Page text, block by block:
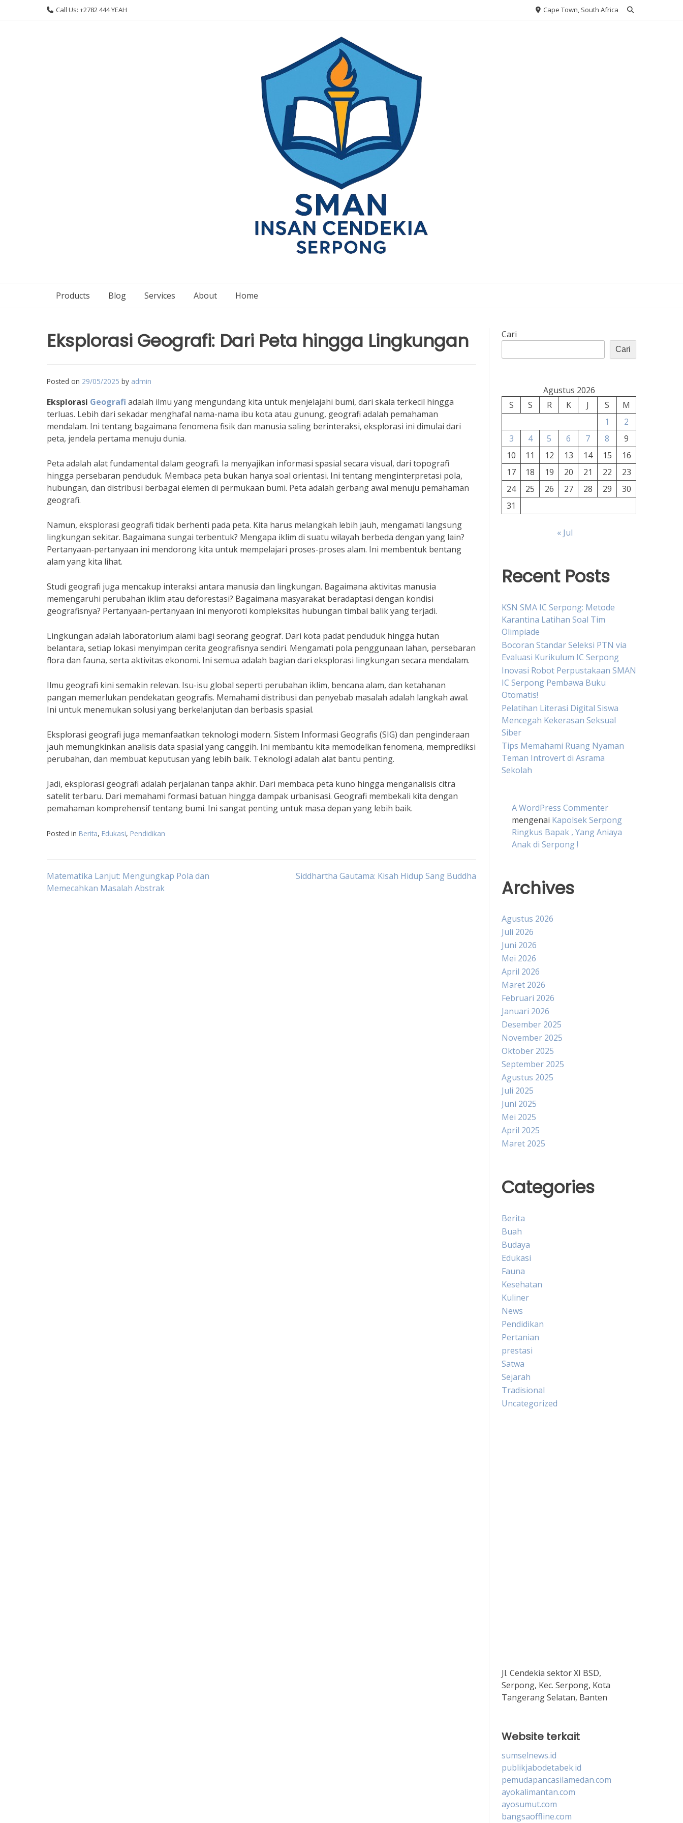
Call Us: +2782 444 YEAH Cape Town, South Africa
Products Blog Services About Home
Eksplorasi Geografi: Dari Peta hingga Lingkungan
Posted on 29/05/2025 by admin
Eksplorasi Geografi adalah ilmu yang mengundang kita untuk menjelajahi bumi, dari skala terkecil hingga
terluas. Lebih dari sekadar menghafal nama-nama ibu kota atau gunung, geografi adalah pemahaman
mendalam. Ini tentang bagaimana fenomena fisik dan manusia saling berinteraksi, eksplorasi ini dimulai dari
peta, jendela pertama menuju dunia.
Peta adalah alat fundamental dalam geografi. Ia menyajikan informasi spasial secara visual, dari topografi
hingga persebaran penduduk. Membaca peta bukan hanya soal orientasi. Ini tentang menginterpretasi pola,
hubungan, dan distribusi berbagai elemen di permukaan bumi. Peta adalah gerbang awal menuju pemahaman
geografi.
Namun, eksplorasi geografi tidak berhenti pada peta. Kita harus melangkah lebih jauh, mengamati langsung
lingkungan sekitar. Bagaimana sungai terbentuk? Mengapa iklim di suatu wilayah berbeda dengan yang lain?
Pertanyaan-pertanyaan ini mendorong kita untuk mempelajari proses-proses alam. Ini membentuk bentang
alam yang kita lihat.
Studi geografi juga mencakup interaksi antara manusia dan lingkungan. Bagaimana aktivitas manusia
memengaruhi perubahan iklim atau deforestasi? Bagaimana masyarakat beradaptasi dengan kondisi
geografisnya? Pertanyaan-pertanyaan ini menyoroti kompleksitas hubungan timbal balik yang terjadi.
Lingkungan adalah laboratorium alami bagi seorang geograf. Dari kota padat penduduk hingga hutan
belantara, setiap lokasi menyimpan cerita geografisnya sendiri. Mengamati pola penggunaan lahan, persebaran
flora dan fauna, serta aktivitas ekonomi. Ini semua adalah bagian dari eksplorasi lingkungan secara mendalam.
Ilmu geografi kini semakin relevan. Isu-isu global seperti perubahan iklim, bencana alam, dan ketahanan
pangan memerlukan pendekatan geografis. Memahami distribusi dan penyebab masalah adalah langkah awal.
Ini untuk menemukan solusi yang berkelanjutan dan berbasis spasial.
Eksplorasi geografi juga memanfaatkan teknologi modern. Sistem Informasi Geografis (SIG) dan penginderaan
jauh memungkinkan analisis data spasial yang canggih. Ini membantu kita memodelkan fenomena, memprediksi
perubahan, dan membuat keputusan yang lebih baik. Teknologi adalah alat bantu penting.
Jadi, eksplorasi geografi adalah perjalanan tanpa akhir. Dari membaca peta kuno hingga menganalisis citra
satelit terbaru. Dari memahami formasi batuan hingga dampak urbanisasi. Geografi membekali kita dengan
pemahaman komprehensif tentang bumi. Ini sangat penting untuk masa depan yang lebih baik.
Posted in Berita, Edukasi, Pendidikan
Navigasi
Matematika Lanjut: Mengungkap Pola dan
Memecahkan Masalah Abstrak
Siddhartha Gautama: Kisah Hidup Sang Buddha
Cari
Cari
Agustus 2026
S
S R K J S
M
1
2
3
4 5 6 7 8
9
10
11 12 13 14 15
16
17
18 19 20 21 22
23
24
25 26 27 28 29
30
31
« Jul
Recent Posts
KSN SMA IC Serpong: Metode
Karantina Latihan Soal Tim
Olimpiade
Bocoran Standar Seleksi PTN via
Evaluasi Kurikulum IC Serpong
Inovasi Robot Perpustakaan SMAN
IC Serpong Pembawa Buku
Otomatis!
Pelatihan Literasi Digital Siswa
Mencegah Kekerasan Seksual
Siber
Tips Memahami Ruang Nyaman
Teman Introvert di Asrama
Sekolah
A WordPress Commenter
mengenai Kapolsek Serpong
Ringkus Bapak , Yang Aniaya
Anak di Serpong !
Archives
Agustus 2026
Juli 2026
Juni 2026
Mei 2026
April 2026
Maret 2026
Februari 2026
Januari 2026
Desember 2025
November 2025
Oktober 2025
September 2025
Agustus 2025
Juli 2025
Juni 2025
Mei 2025
April 2025
Maret 2025
Categories
Berita
Buah
Budaya
Edukasi
Fauna
Kesehatan
Kuliner
News
Pendidikan
Pertanian
prestasi
Satwa
Sejarah
Tradisional
Uncategorized
Jl. Cendekia sektor XI BSD,
Serpong, Kec. Serpong, Kota
Tangerang Selatan, Banten
Website terkait
sumselnews.id
publikjabodetabek.id
pemudapancasilamedan.com
ayokalimantan.com
ayosumut.com
bangsaoffline.com